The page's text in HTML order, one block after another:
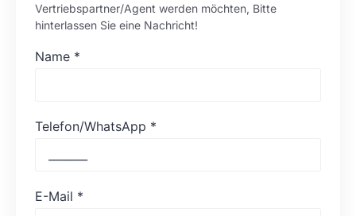
Vertriebspartner/Agent werden möchten, Bitte
hinterlassen Sie eine Nachricht!
Name *
Telefon/WhatsApp *
E-Mail *